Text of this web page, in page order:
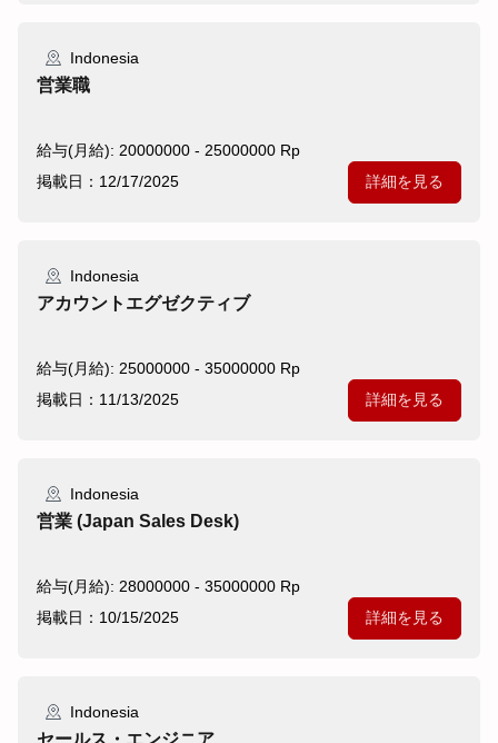
Indonesia
営業職
給与(月給): 20000000 - 25000000 Rp
掲載日：12/17/2025
詳細を見る
Indonesia
アカウントエグゼクティブ
給与(月給): 25000000 - 35000000 Rp
掲載日：11/13/2025
詳細を見る
Indonesia
営業 (Japan Sales Desk)
給与(月給): 28000000 - 35000000 Rp
掲載日：10/15/2025
詳細を見る
Indonesia